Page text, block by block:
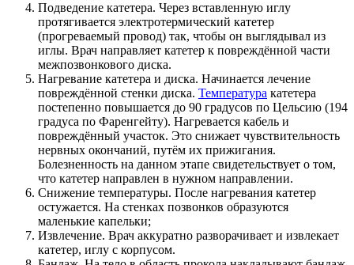
Подведение катетера. Через вставленную иглу
протягивается электротермический катетер
(прогреваемый провод) так, чтобы он выглядывал из
иглы. Врач направляет катетер к повреждённой части
межпозвонкового диска.
Нагревание катетера и диска. Начинается лечение
повреждённой стенки диска. Температура катетера
постепенно повышается до 90 градусов по Цельсию (194
градуса по Фаренгейту). Нагревается кабель и
повреждённый участок. Это снижает чувствительность
нервных окончаний, путём их прижигания.
Болезненность на данном этапе свидетельствует о том,
что катетер направлен в нужном направлении.
Снижение температуры. После нагревания катетер
остужается. На стенках позвонков образуются
маленькие капельки;
Извлечение. Врач аккуратно разворачивает и извлекает
катетер, иглу с корпусом.